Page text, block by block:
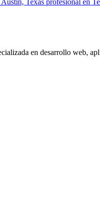
Texas profesional en
en desarrollo web,